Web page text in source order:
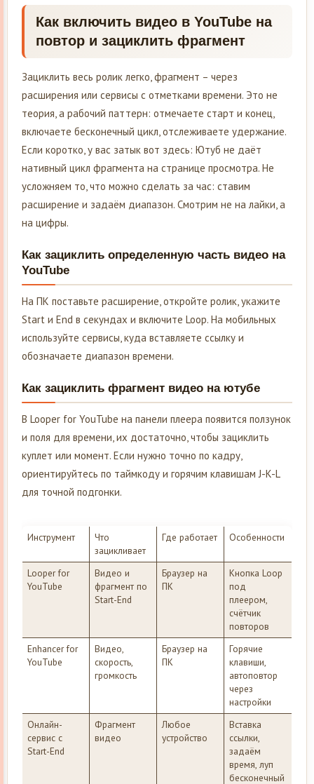
Как включить видео в YouTube на
повтор и зациклить фрагмент
Зациклить весь ролик легко, фрагмент – через
расширения или сервисы с отметками времени. Это не
теория, а рабочий паттерн: отмечаете старт и конец,
включаете бесконечный цикл, отслеживаете удержание.
Если коротко, у вас затык вот здесь: Ютуб не даёт
нативный цикл фрагмента на странице просмотра. Не
усложняем то, что можно сделать за час: ставим
расширение и задаём диапазон. Смотрим не на лайки, а
на цифры.
Как зациклить определенную часть видео на
YouTube
На ПК поставьте расширение, откройте ролик, укажите
Start и End в секундах и включите Loop. На мобильных
используйте сервисы, куда вставляете ссылку и
обозначаете диапазон времени.
Как зациклить фрагмент видео на ютубе
В Looper for YouTube на панели плеера появится ползунок
и поля для времени, их достаточно, чтобы зациклить
куплет или момент. Если нужно точно по кадру,
ориентируйтесь по таймкоду и горячим клавишам J-K-L
для точной подгонки.
Инструмент
Что
зацикливает
Где работает Особенности
Looper for
YouTube
Видео и
фрагмент по
Start-End
Браузер на
ПК
Кнопка Loop
под
плеером,
счётчик
повторов
Enhancer for
YouTube
Видео,
скорость,
громкость
Браузер на
ПК
Горячие
клавиши,
автоповтор
через
настройки
Онлайн-
сервис с
Start-End
Фрагмент
видео
Любое
устройство
Вставка
ссылки,
задаём
время, луп
бесконечный